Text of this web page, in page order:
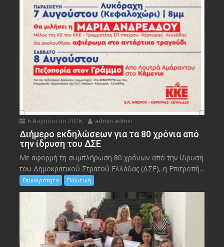
6 Αυγούστου 2026 admin admin
Διήμερο εκδηλώσεων για τα 80 χρόνια από
την ίδρυση του ΔΣΕ
Με αφορμή τη συμπλήρωση 80 χρόνων από την ίδρυση
του Δημοκρατικού Στρατού Ελλάδας (ΔΣΕ), η Επιτροπή...
Επικαιρότητα Πολιτική